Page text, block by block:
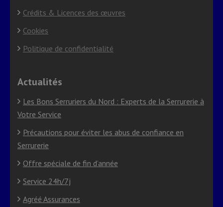
Crédits & Licences des œuvres
Cookies
Politique de confidentialité
Actualités
Les Bons Serruriers du Nord : Experts de la Serrurerie à
Votre Service
Précautions pour éviter les abus de confiance en
Serrurerie
Offre spéciale de fin d’année
Service 24h/7j
Agréé Assurances